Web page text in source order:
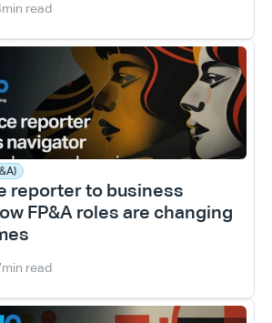
min read
reporter to business
FP&A roles are changing
min read